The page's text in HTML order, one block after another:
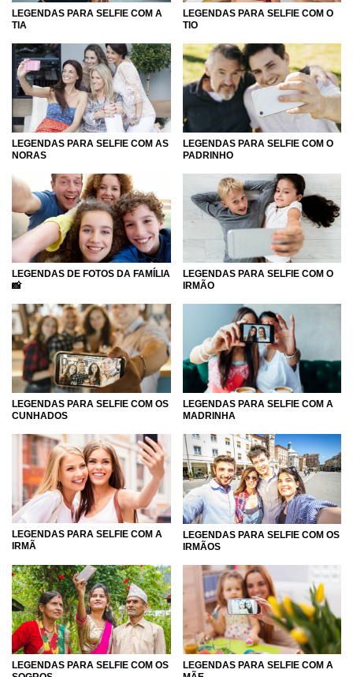
LEGENDAS PARA SELFIE COM A
TIA
LEGENDAS PARA SELFIE COM O
TIO
LEGENDAS PARA SELFIE COM AS
NORAS
LEGENDAS PARA SELFIE COM O
PADRINHO
LEGENDAS DE FOTOS DA FAMÍLIA
📸
LEGENDAS PARA SELFIE COM O
IRMÃO
LEGENDAS PARA SELFIE COM OS
CUNHADOS
LEGENDAS PARA SELFIE COM A
MADRINHA
LEGENDAS PARA SELFIE COM A
IRMÃ
LEGENDAS PARA SELFIE COM OS
IRMÃOS
LEGENDAS PARA SELFIE COM OS
LEGENDAS PARA SELFIE COM A